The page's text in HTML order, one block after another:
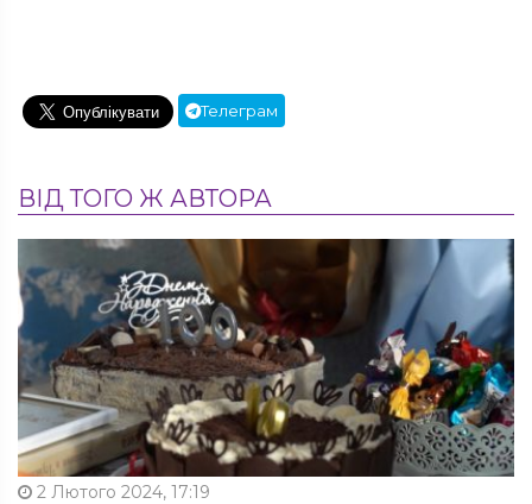
Телеграм
ВІД ТОГО Ж АВТОРА
2 Лютого 2024, 17:19